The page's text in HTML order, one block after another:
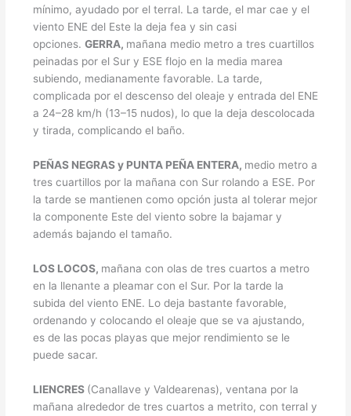
mínimo, ayudado por el terral. La tarde, el mar cae y el
viento ENE del Este la deja fea y sin casi
opciones. GERRA, mañana medio metro a tres cuartillos
peinadas por el Sur y ESE flojo en la media marea
subiendo, medianamente favorable. La tarde,
complicada por el descenso del oleaje y entrada del ENE
a 24–28 km/h (13–15 nudos), lo que la deja descolocada
y tirada, complicando el baño.
PEÑAS NEGRAS y PUNTA PEÑA ENTERA, medio metro a
tres cuartillos por la mañana con Sur rolando a ESE. Por
la tarde se mantienen como opción justa al tolerar mejor
la componente Este del viento sobre la bajamar y
además bajando el tamaño.
LOS LOCOS, mañana con olas de tres cuartos a metro
en la llenante a pleamar con el Sur. Por la tarde la
subida del viento ENE. Lo deja bastante favorable,
ordenando y colocando el oleaje que se va ajustando,
es de las pocas playas que mejor rendimiento se le
puede sacar.
LIENCRES (Canallave y Valdearenas), ventana por la
mañana alrededor de tres cuartos a metrito, con terral y